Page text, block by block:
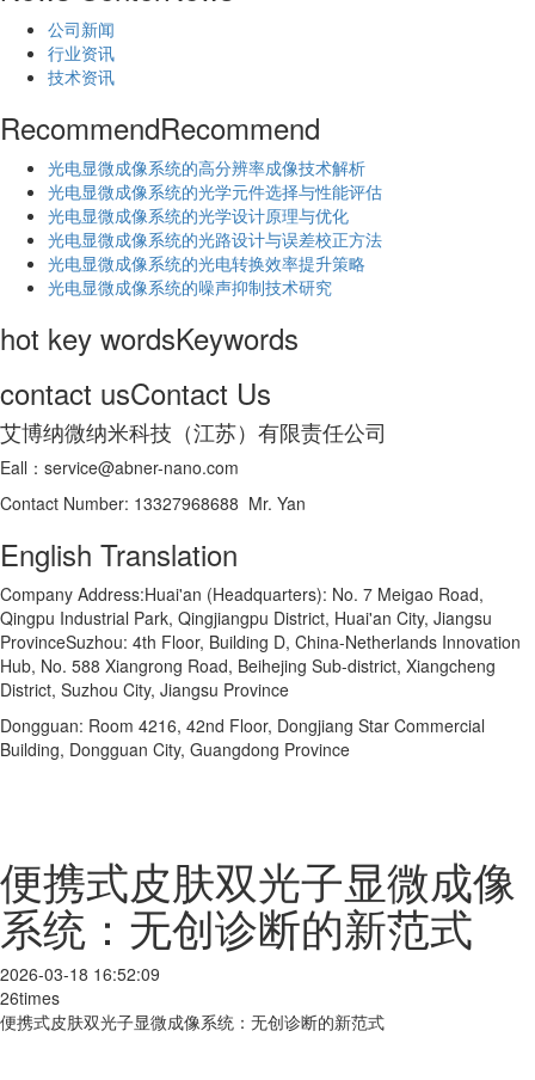
公司新闻
行业资讯
技术资讯
RecommendRecommend
光电显微成像系统的高分辨率成像技术解析
​光电显微成像系统的光学元件选择与性能评估
光电显微成像系统的光学设计原理与优化
光电显微成像系统的光路设计与误差校正方法
光电显微成像系统的光电转换效率提升策略
光电显微成像系统的噪声抑制技术研究
hot key wordsKeywords
contact usContact Us
艾博纳微纳米科技（江苏）有限责任公司
Eall：service@abner-nano.com
Contact Number: 13327968688 Mr. Yan
English Translation
Company Address:Huai'an (Headquarters): No. 7 Meigao Road,
Qingpu Industrial Park, Qingjiangpu District, Huai'an City, Jiangsu
ProvinceSuzhou: 4th Floor, Building D, China-Netherlands Innovation
Hub, No. 588 Xiangrong Road, Beihejing Sub-district, Xiangcheng
District, Suzhou City, Jiangsu Province
Dongguan: Room 4216, 42nd Floor, Dongjiang Star Commercial
Building, Dongguan City, Guangdong Province
便携式皮肤双光子显微成像
系统：无创诊断的新范式
2026-03-18 16:52:09
26times
便携式皮肤双光子显微成像系统：无创诊断的新范式